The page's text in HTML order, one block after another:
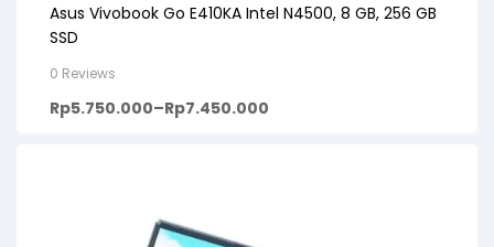
Asus Vivobook Go E410KA Intel N4500, 8 GB, 256 GB
SSD
0 Reviews
Rp5.750.000–Rp7.450.000